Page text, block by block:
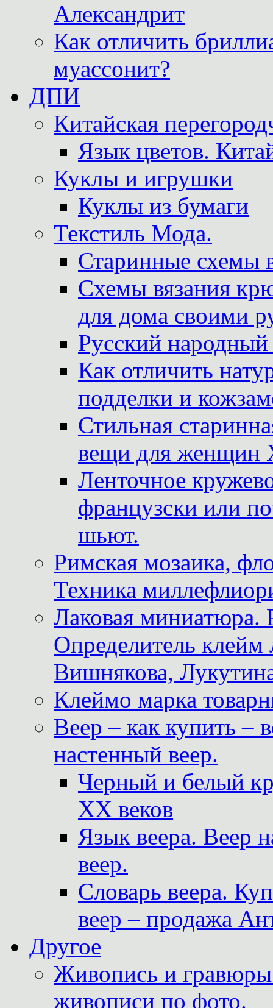
Александрит
Как отличить
муассонит?
ДПИ
Китайская
Язык цветов.
Куклы и игрушки
Куклы из бумаги
Текстиль Мода.
Старинные схемы
Схемы вязания
для дома своими
Русский
Как отличить
подделки и
Стильная
вещи для женщин
Ленточное
французски или
шьют.
Римская мозаика,
Техника
Лаковая миниатюра.
Определитель
Вишнякова,
Клеймо марка
Веер – как купить –
настенный веер.
Черный и белый
XX веков
Язык веера. Веер
веер.
Словарь веера.
веер – продажа
Другое
Живопись и
живописи по фото.